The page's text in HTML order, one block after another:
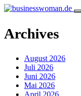
Archives
August 2026
Juli 2026
Juni 2026
Mai 2026
April 2026